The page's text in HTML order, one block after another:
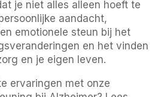
je niet alles alleen hoeft te
aandacht,
emotionele steun bij het
en het vinden
en je eigen leven.
ervaringen met onze